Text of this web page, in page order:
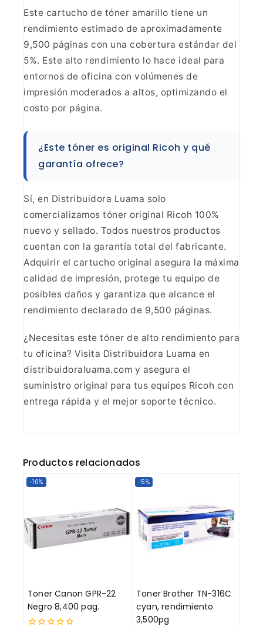
Este cartucho de tóner amarillo tiene un
rendimiento estimado de aproximadamente
9,500 páginas con una cobertura estándar del
5%. Este alto rendimiento lo hace ideal para
entornos de oficina con volúmenes de
impresión moderados a altos, optimizando el
costo por página.
¿Este tóner es original Ricoh y qué
garantía ofrece?
Sí, en Distribuidora Luama solo
comercializamos tóner original Ricoh 100%
nuevo y sellado. Todos nuestros productos
cuentan con la garantía total del fabricante.
Adquirir el cartucho original asegura la máxima
calidad de impresión, protege tu equipo de
posibles daños y garantiza que alcance el
rendimiento declarado de 9,500 páginas.
¿Necesitas este tóner de alto rendimiento para
tu oficina? Visita Distribuidora Luama en
distribuidoraluama.com y asegura el
suministro original para tus equipos Ricoh con
entrega rápida y el mejor soporte técnico.
Productos relacionados
-10%
Toner Canon GPR-22
Negro 8,400 pag.
-5%
Toner Brother TN-316C
cyan, rendimiento
3,500pg